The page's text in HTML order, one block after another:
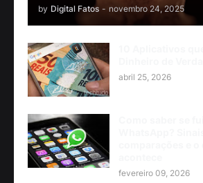
by Digital Fatos - novembro 24, 2025
abril 25, 2026
fevereiro 09, 2026